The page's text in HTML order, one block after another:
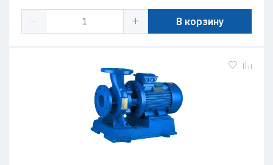
В корзину